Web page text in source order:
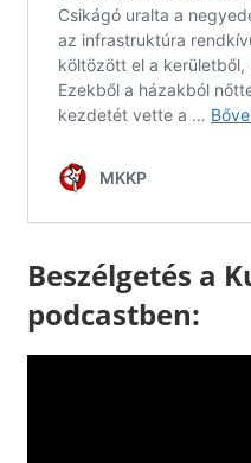
Beszélgetés a
podcastben: